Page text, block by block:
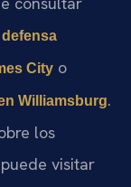
City o
Williamsburg.
los
visitar